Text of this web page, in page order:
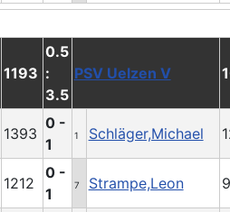
1193
0.5
:
3.5
PSV Uelzen V
1393
0 -
1
1 Schläger,Michael
1212
0 -
1
7 Strampe,Leon